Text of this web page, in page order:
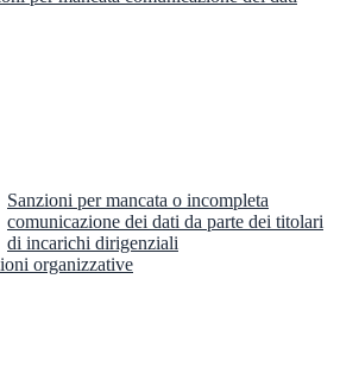
Sanzioni per mancata o incompleta
comunicazione dei dati da parte dei titolari
di incarichi dirigenziali
organizzative